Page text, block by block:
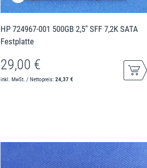
HP 724967-001 500GB 2,5" SFF 7,2K SATA
Festplatte
29,00 €
inkl. MwSt. / Nettopreis:24,37 €